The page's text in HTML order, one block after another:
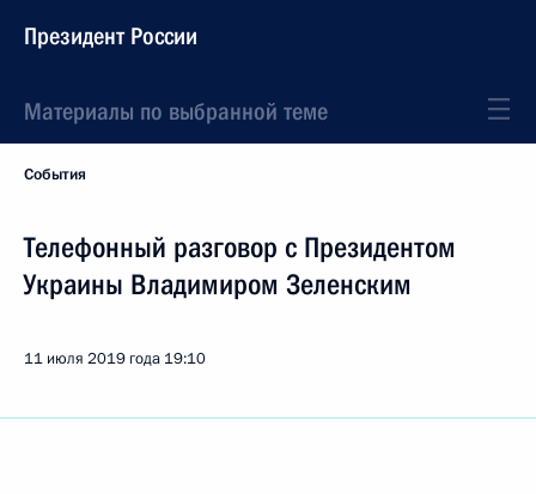
Президент России
Материалы по выбранной теме
События
Телефонный разговор с Президентом
Украины Владимиром Зеленским
11 июля 2019 года 19:10